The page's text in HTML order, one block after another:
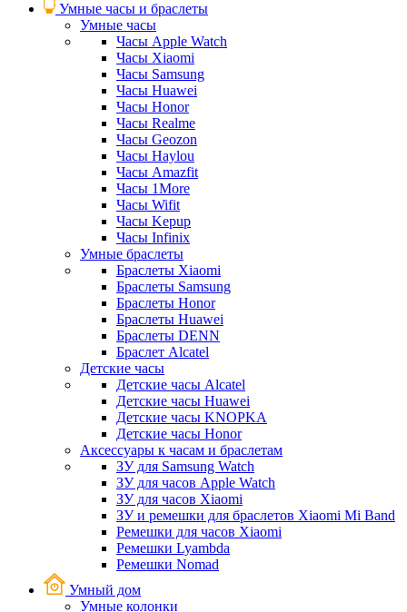
Умные часы и браслеты
Умные часы
Часы Apple Watch
Часы Xiaomi
Часы Samsung
Часы Huawei
Часы Honor
Часы Realme
Часы Geozon
Часы Haylou
Часы Amazfit
Часы 1More
Часы Wifit
Часы Kepup
Часы Infinix
Умные браслеты
Браслеты Xiaomi
Браслеты Samsung
Браслеты Honor
Браслеты Huawei
Браслеты DENN
Браслет Alcatel
Детские часы
Детские часы Alcatel
Детские часы Huawei
Детские часы KNOPKA
Детские часы Honor
Аксессуары к часам и браслетам
ЗУ для Samsung Watch
ЗУ для часов Apple Watch
ЗУ для часов Xiaomi
ЗУ и ремешки для браслетов Xiaomi Mi Band
Ремешки для часов Xiaomi
Ремешки Lyambda
Ремешки Nomad
Умный дом
Умные колонки